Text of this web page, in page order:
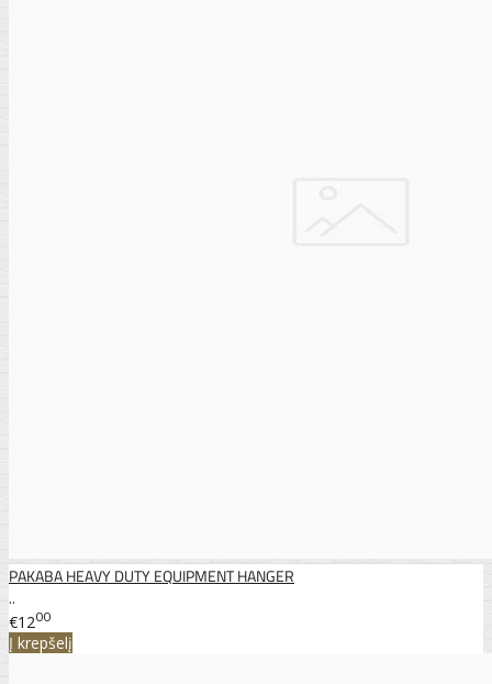
PAKABA HEAVY DUTY EQUIPMENT HANGER
..
€1200
Į krepšelį